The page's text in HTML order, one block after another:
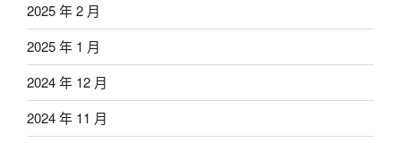
2025 年 2 月
2025 年 1 月
2024 年 12 月
2024 年 11 月